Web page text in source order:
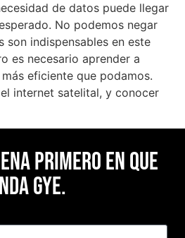
de datos puede llegar
No podemos negar
son indispensables en este
es necesario aprender a
eficiente que podamos.
internet satelital, y conocer
primero en Que
Gye.